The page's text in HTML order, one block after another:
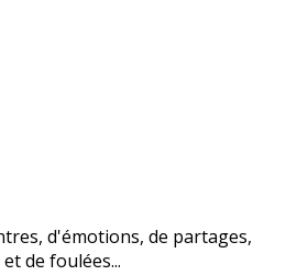
d'émotions, de partages,
de foulées...